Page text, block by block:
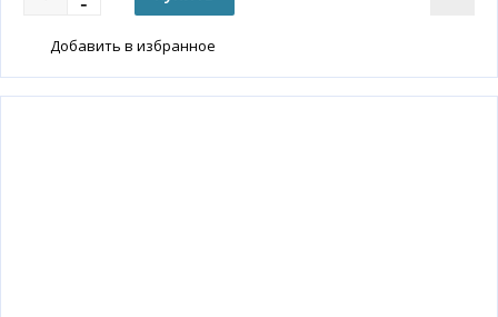
Добавить в избранное